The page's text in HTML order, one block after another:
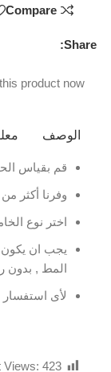
Compare
Share:
product now!
الوصف
قم بقياس
وفرنا أكثر
اختر نوع
يجب ان يكون
المط , بدون
لأى استفسار
Views: 423